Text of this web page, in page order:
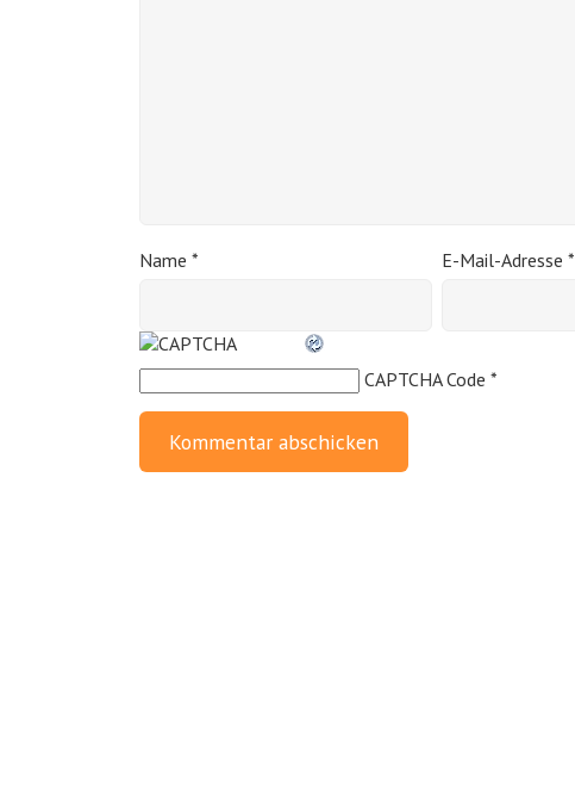
Name * E-Mail-Adresse*
CAPTCHA Code *